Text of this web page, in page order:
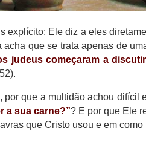
explícito: Ele diz a eles
que se trata apenas de
judeus começaram a
por que a multidão achou difícil
a sua carne?”? E por que Ele
que Cristo usou e em como